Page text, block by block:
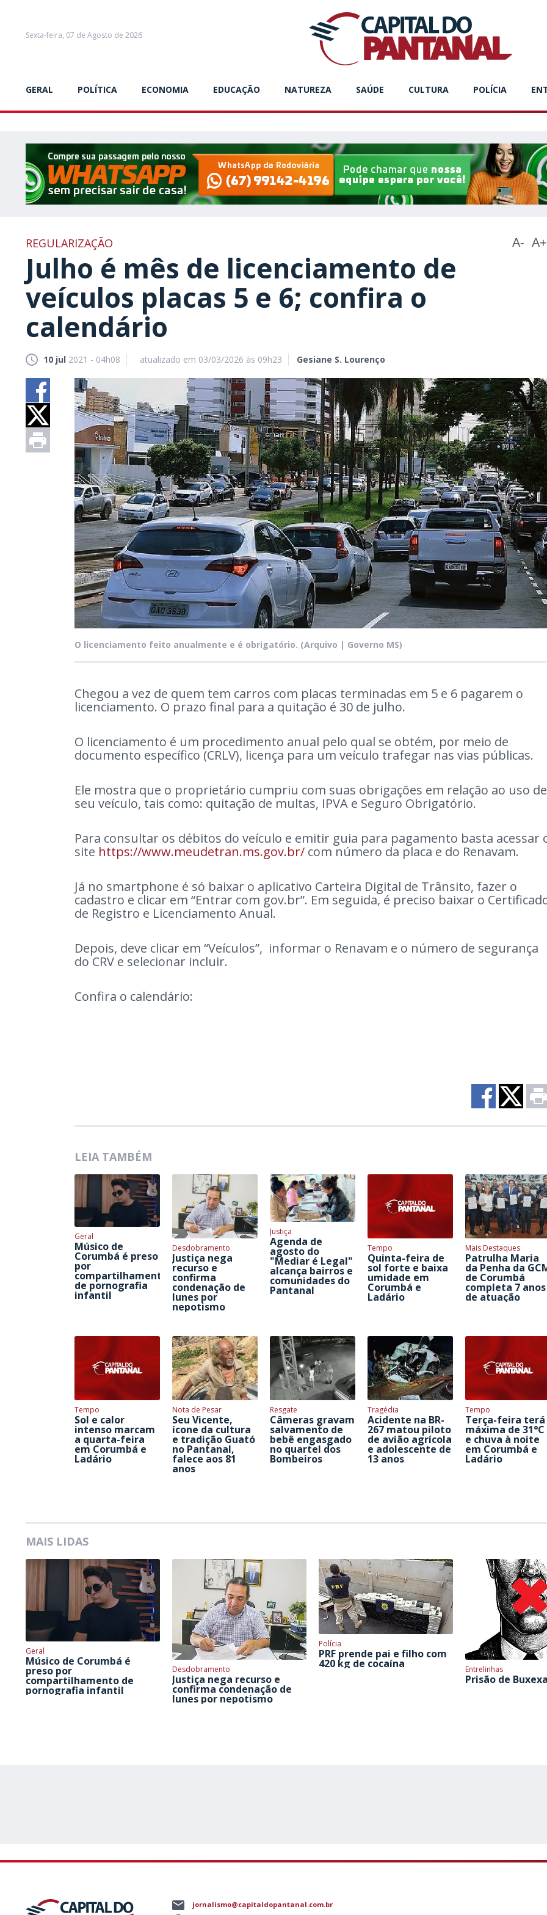
Sexta-feira, 07 de Agosto de 2026
GERAL POLÍTICA ECONOMIA EDUCAÇÃO NATUREZA SAÚDE CULTURA POLÍCIA
REGULARIZAÇÃO A- A+
Julho é mês de licenciamento de
veículos placas 5 e 6; confira o
calendário
10 jul 2021 - 04h08 atualizado em 03/03/2026 às 09h23 Gesiane S. Lourenço
O licenciamento feito anualmente e é obrigatório. (Arquivo | Governo MS)
Chegou a vez de quem tem carros com placas terminadas em 5 e 6 pagarem o
licenciamento. O prazo final para a quitação é 30 de julho.
O licenciamento é um procedimento anual pelo qual se obtém, por meio de
documento específico (CRLV), licença para um veículo trafegar nas vias públicas.
Ele mostra que o proprietário cumpriu com suas obrigações em relação ao uso de
seu veículo, tais como: quitação de multas, IPVA e Seguro Obrigatório.
Para consultar os débitos do veículo e emitir guia para pagamento basta acessar
site https://www.meudetran.ms.gov.br/ com número da placa e do Renavam.
Já no smartphone é só baixar o aplicativo Carteira Digital de Trânsito, fazer o
cadastro e clicar em “Entrar com gov.br”. Em seguida, é preciso baixar o
de Registro e Licenciamento Anual.
Depois, deve clicar em “Veículos”, informar o Renavam e o número de segurança
do CRV e selecionar incluir.
Confira o calendário:
LEIA TAMBÉM
Geral
Músico de
Corumbá é preso
por
compartilhamento
de pornografia
infantil
Desdobramento
Justiça nega
recurso e
confirma
condenação de
Iunes por
nepotismo
Justiça
Agenda de
agosto do
"Mediar é Legal"
alcança bairros e
comunidades do
Pantanal
Tempo
Quinta-feira de
sol forte e baixa
umidade em
Corumbá e
Ladário
Mais Destaques
Patrulha Maria
da Penha da
de Corumbá
completa 7 anos
de atuação
Tempo
Sol e calor
intenso marcam
a quarta-feira
em Corumbá e
Ladário
Nota de Pesar
Seu Vicente,
ícone da cultura
e tradição Guató
no Pantanal,
falece aos 81
anos
Resgate
Câmeras gravam
salvamento de
bebê engasgado
no quartel dos
Bombeiros
Tragédia
Acidente na BR-
267 matou piloto
de avião agrícola
e adolescente de
13 anos
Tempo
Terça-feira terá
máxima de 31°C
e chuva à noite
em Corumbá e
Ladário
MAIS LIDAS
Geral
Músico de Corumbá é
preso por
compartilhamento de
pornografia infantil
Desdobramento
Justiça nega recurso e
confirma condenação de
Iunes por nepotismo
Polícia
PRF prende pai e filho com
420 kg de cocaína Entrelinhas
Prisão de
jornalismo@capitaldopantanal.com.br